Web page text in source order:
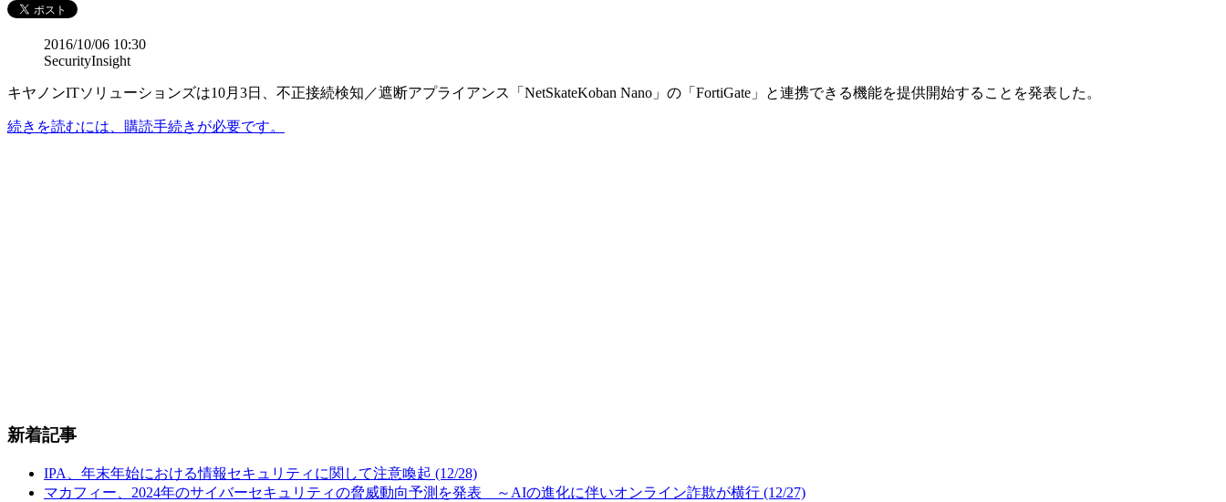
2016/10/06 10:30
SecurityInsight
キヤノンITソリューションズは10月3日、不正接続検知／遮断アプライアンス「NetSkateKoban Nano」の「FortiGate」と連携できる機能を提供開始することを発表した。
続きを読むには、購読手続きが必要です。
新着記事
IPA、年末年始における情報セキュリティに関して注意喚起 (12/28)
マカフィー、2024年のサイバーセキュリティの脅威動向予測を発表 ～AIの進化に伴いオンライン詐欺が横行 (12/27)